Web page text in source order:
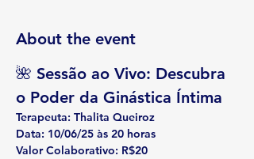
About the event
🌺 Sessão ao Vivo: Descubra
o Poder da Ginástica Íntima
Terapeuta: Thalita Queiroz
Data: 10/06/25 às 20 horas
Valor Colaborativo: R$20